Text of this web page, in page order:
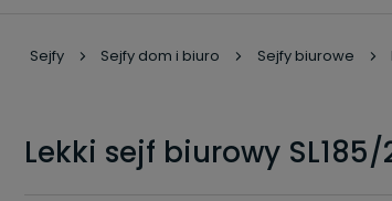
Nowości
Sejfy Sejfy dom i biuro Sejfy biurowe
Lekki sejf biurowy SL185/